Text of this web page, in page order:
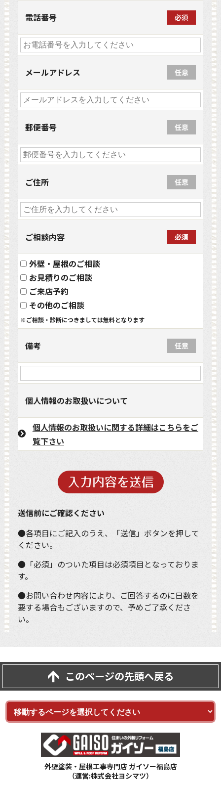
電話番号 必須
メールアドレス 任意
郵便番号 任意
ご住所 任意
ご相談内容 必須
外壁・屋根のご相談
お見積りのご相談
ご来店予約
その他のご相談
※ご相談・診断につきましては無料となります
備考 任意
個人情報のお取扱いについて
個人情報のお取扱いに関する詳細はこちらをご
覧下さい
送信前にご確認ください
●各項目にご記入のうえ、「送信」ボタンを押して
ください。
●「必須」のついた項目は必須項目となっておりま
す。
●お問い合わせ内容により、ご回答するのに日数を
要する場合もございますので、予めご了承くださ
い。
このページの先頭へ戻る
外壁塗装・屋根工事専門店 ガイソー福島店
（運営:株式会社ヨシマツ）